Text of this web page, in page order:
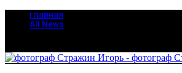
главная
All News